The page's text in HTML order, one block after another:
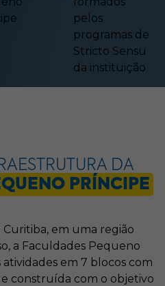
pelos
programas de
Stricto Sensu
da instituição
DA
PRÍNCIPE
em uma região
a Faculdades Pequeno
em 7 blocos com
construída com o objetivo